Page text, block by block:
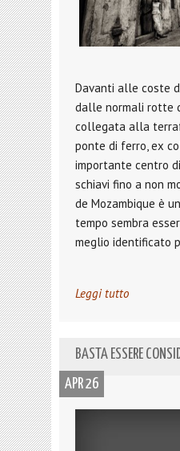
Davanti alle coste
dalle normali rotte
collegata alla
ponte di ferro, ex
importante centro
schiavi fino a non
de Mozambique è
tempo sembra
meglio identificato
Leggi tutto
BASTA ESSERE
APR 26